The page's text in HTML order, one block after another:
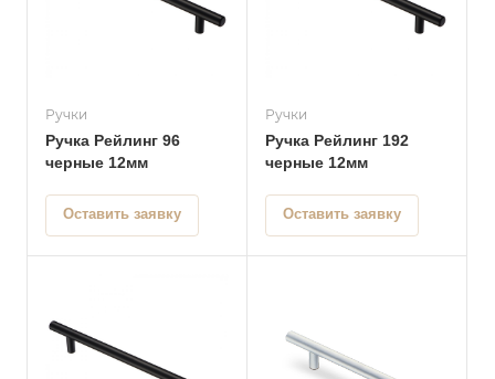
Ручки
Ручка Рейлинг 96
черные 12мм
Оставить заявку
Ручки
Ручка Рейлинг 192
черные 12мм
Оставить заявку